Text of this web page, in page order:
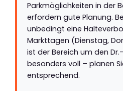
Parkmöglichkeiten in der
erfordern gute Planung.
unbedingt eine
Markttagen (Dienstag,
ist der Bereich um den
besonders voll – planen
entsprechend.